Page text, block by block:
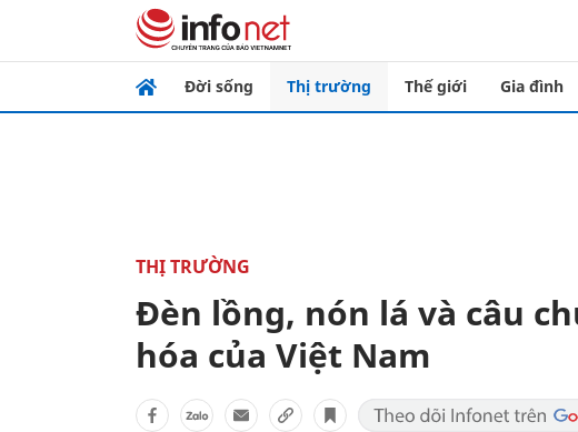
Đời sống Thị trường Thế giới Gia đình
THỊ TRƯỜNG
Đèn lồng, nón lá và câu
hóa của Việt Nam